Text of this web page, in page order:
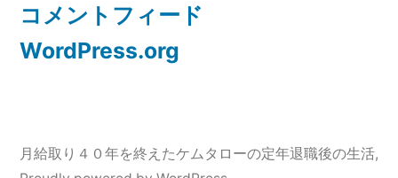
コメントフィード
WordPress.org
月給取り４０年を終えたケムタローの定年退職後の生活,